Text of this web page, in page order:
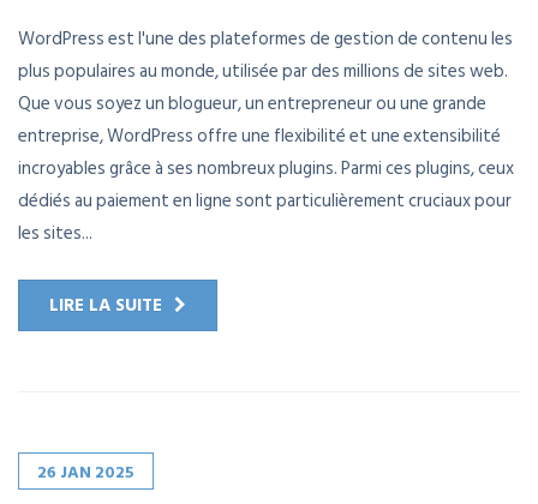
WordPress est l'une des plateformes de gestion de contenu les
plus populaires au monde, utilisée par des millions de sites web.
Que vous soyez un blogueur, un entrepreneur ou une grande
entreprise, WordPress offre une flexibilité et une extensibilité
incroyables grâce à ses nombreux plugins. Parmi ces plugins, ceux
dédiés au paiement en ligne sont particulièrement cruciaux pour
les sites...
LIRE LA SUITE
26 JAN 2025